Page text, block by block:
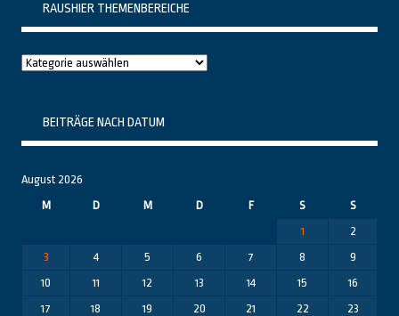
RAUSHIER THEMENBEREICHE
Raushier
BEITRÄGE NACH DATUM
August 2026
M
D M D F S
S
1
2
3
4 5 6 7 8
9
10
11 12 13 14 15
16
17
18 19 20 21 22
23